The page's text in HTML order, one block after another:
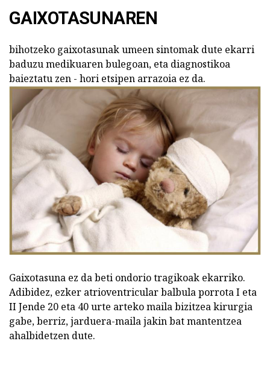
GAIXOTASUNAREN
bihotzeko gaixotasunak umeen sintomak dute ekarri
baduzu medikuaren bulegoan, eta diagnostikoa
baieztatu zen - hori etsipen arrazoia ez da.
Gaixotasuna ez da beti ondorio tragikoak ekarriko.
Adibidez, ezker atrioventricular balbula porrota I eta
II Jende 20 eta 40 urte arteko maila bizitzea kirurgia
gabe, berriz, jarduera-maila jakin bat mantentzea
ahalbidetzen dute.